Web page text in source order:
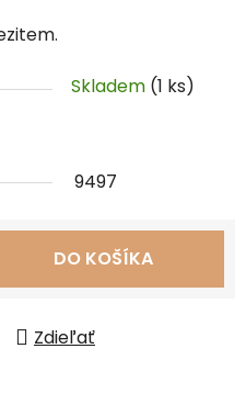
Skladem (1 ks)
9497
DO KOŠÍKA
Zdieľať